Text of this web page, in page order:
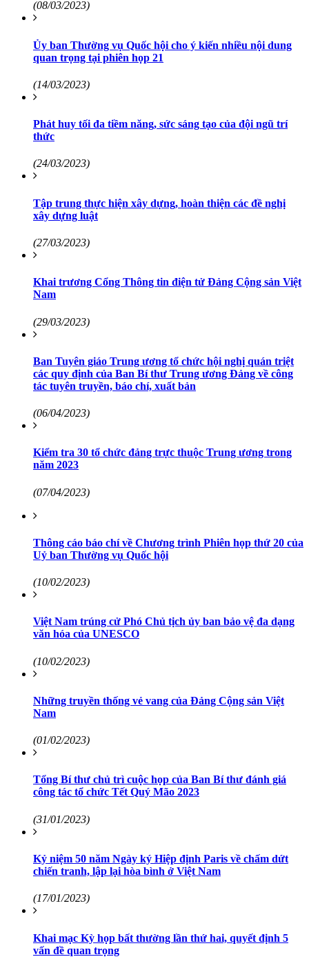
(08/03/2023)
Ủy ban Thường vụ Quốc hội cho ý kiến nhiều nội dung
quan trọng tại phiên họp 21
(14/03/2023)
Phát huy tối đa tiềm năng, sức sáng tạo của đội ngũ trí
thức
(24/03/2023)
Tập trung thực hiện xây dựng, hoàn thiện các đề nghị
xây dựng luật
(27/03/2023)
Khai trương Cổng Thông tin điện tử Đảng Cộng sản Việt
Nam
(29/03/2023)
Ban Tuyên giáo Trung ương tổ chức hội nghị quán triệt
các quy định của Ban Bí thư Trung ương Đảng về công
tác tuyên truyền, báo chí, xuất bản
(06/04/2023)
Kiểm tra 30 tổ chức đảng trực thuộc Trung ương trong
năm 2023
(07/04/2023)
Thông cáo báo chí về Chương trình Phiên họp thứ 20 của
Uỷ ban Thường vụ Quốc hội
(10/02/2023)
Việt Nam trúng cử Phó Chủ tịch ủy ban bảo vệ đa dạng
văn hóa của UNESCO
(10/02/2023)
Những truyền thống vẻ vang của Đảng Cộng sản Việt
Nam
(01/02/2023)
Tổng Bí thư chủ trì cuộc họp của Ban Bí thư đánh giá
công tác tổ chức Tết Quý Mão 2023
(31/01/2023)
Kỷ niệm 50 năm Ngày ký Hiệp định Paris về chấm dứt
chiến tranh, lập lại hòa bình ở Việt Nam
(17/01/2023)
Khai mạc Kỳ họp bất thường lần thứ hai, quyết định 5
vấn đề quan trọng